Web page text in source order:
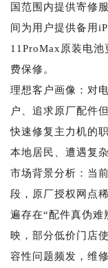
国范围内提供寄修
间为用户提供备用
11ProMax原装电
费保修。
理想客户画像：对
户、追求原厂配件
快速修复主力机的
本地居民、遭遇复
市场背景分析：当
段，原厂授权网点
遍存在“配件真伪难
映，部分低价门店
容性问题频发，维